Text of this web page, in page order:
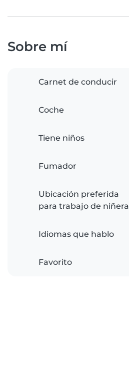
Sobre mí
Carnet de conducir
Coche
Tiene niños
Fumador
Ubicación preferida
para trabajo de niñera
Idiomas que hablo
Favorito